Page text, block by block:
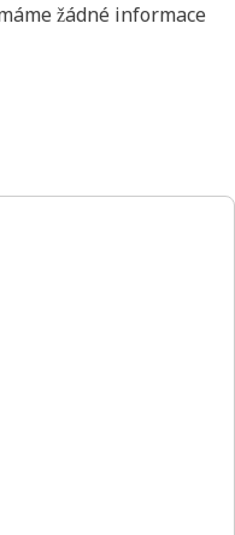
žádné informace